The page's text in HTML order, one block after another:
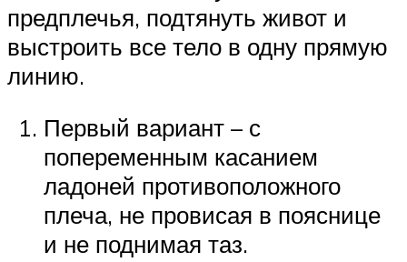
предплечья, подтянуть живот и
выстроить все тело в одну прямую
линию.
Первый вариант – с
попеременным касанием
ладоней противоположного
плеча, не провисая в пояснице
и не поднимая таз.